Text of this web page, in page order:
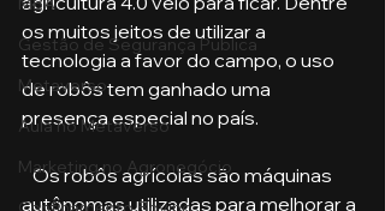
Gestão de Segurança Publica
Metaverso
Aula no Metaverso
Marketing no Agronegócio
os muitos jeitos de utilizar a
tecnologia a favor do campo, o uso
de robôs tem ganhado uma
presença especial no país.
   Os robôs agrícolas são máquinas
autônomas utilizadas para melhorar a